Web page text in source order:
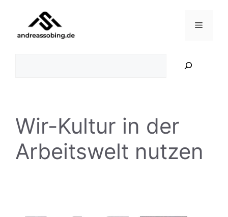
springen
Menü
Wir-Kultur in der
Arbeitswelt nutzen